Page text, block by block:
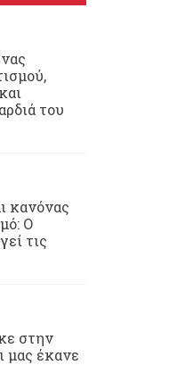
του
κανόνας
Ο
τις
στην
μας έκανε